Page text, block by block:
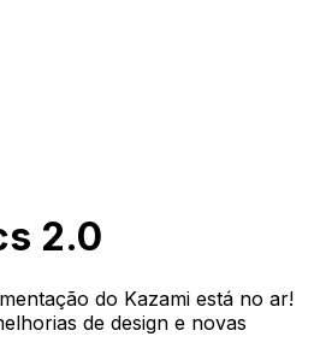
2.0
do Kazami está no ar!
de design e novas